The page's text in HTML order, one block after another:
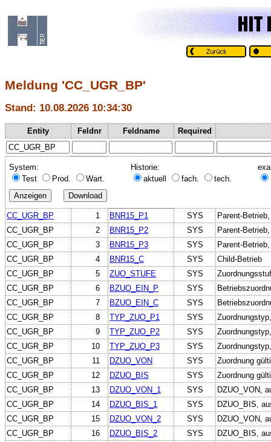
Meldung 'CC_UGR_BP'
Stand: 10.08.2026 10:34:30
Entity Feldnr Feldname Required
System:
Test
Prod. Wart.
Historie:
aktuell
fach. tech.
CC_UGR_BP 1 BNR15_P1 SYS
Parent-
CC_UGR_BP
2 BNR15_P2 SYS
Parent-
CC_UGR_BP
3 BNR15_P3 SYS
Parent-
CC_UGR_BP
4 BNR15_C SYS
Child-Betrieb
CC_UGR_BP
5 ZUO_STUFE SYS
CC_UGR_BP
6 BZUO_EIN_P SYS
CC_UGR_BP
7 BZUO_EIN_C SYS
CC_UGR_BP
8 TYP_ZUO_P1 SYS
CC_UGR_BP
9 TYP_ZUO_P2 SYS
CC_UGR_BP
10 TYP_ZUO_P3 SYS
CC_UGR_BP
11 DZUO_VON SYS
Zuordnung
CC_UGR_BP
12 DZUO_BIS SYS
Zuordnung
CC_UGR_BP
13 DZUO_VON_1 SYS
DZUO_VON,
CC_UGR_BP
14 DZUO_BIS_1 SYS
DZUO_BIS,
CC_UGR_BP
15 DZUO_VON_2 SYS
DZUO_VON,
CC_UGR_BP
16 DZUO_BIS_2 SYS
DZUO_BIS,